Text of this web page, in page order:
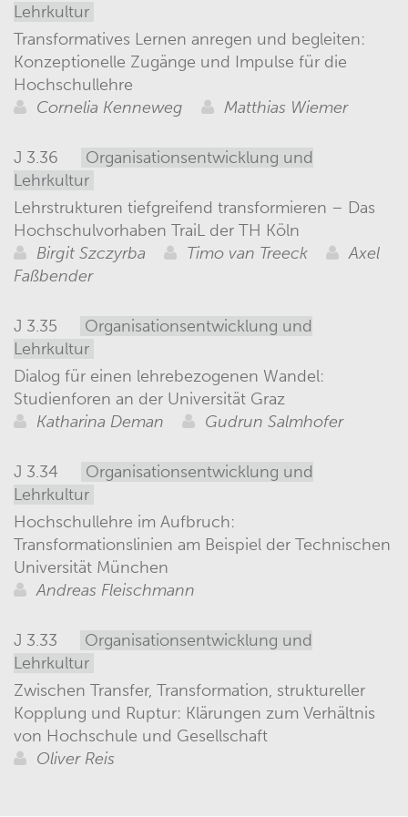
Lehrkultur
Transformatives Lernen anregen und begleiten:
Konzeptionelle Zugänge und Impulse für die
Hochschullehre
Cornelia Kenneweg
Matthias Wiemer
J 3.36
Organisationsentwicklung und
Lehrkultur
Lehrstrukturen tiefgreifend transformieren – Das
Hochschulvorhaben TraiL der TH Köln
Birgit Szczyrba
Timo van Treeck
Axel
Faßbender
J 3.35
Organisationsentwicklung und
Lehrkultur
Dialog für einen lehrebezogenen Wandel:
Studienforen an der Universität Graz
Katharina Deman
Gudrun Salmhofer
J 3.34
Organisationsentwicklung und
Lehrkultur
Hochschullehre im Aufbruch:
Transformationslinien am Beispiel der Technischen
Universität München
Andreas Fleischmann
J 3.33
Organisationsentwicklung und
Lehrkultur
Zwischen Transfer, Transformation, struktureller
Kopplung und Ruptur: Klärungen zum Verhältnis
von Hochschule und Gesellschaft
Oliver Reis